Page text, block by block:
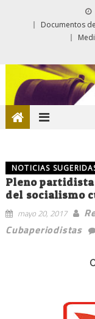
Documentos
NOTICIAS
Pleno
del socialismo
mayo 20, 2017
Cubaperiodistas